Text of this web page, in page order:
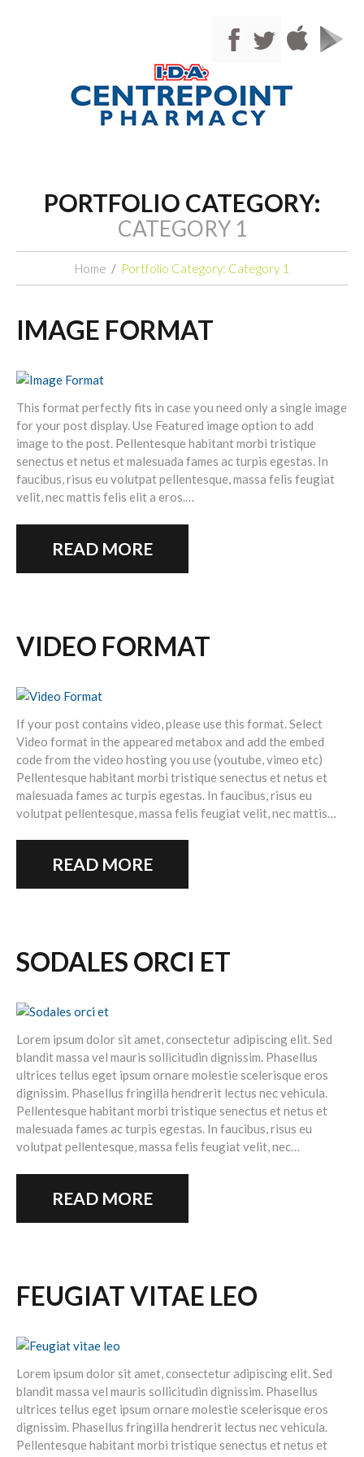
PORTFOLIO CATEGORY:
CATEGORY 1
Home Portfolio Category: Category 1
IMAGE FORMAT
This format perfectly fits in case you need only a single image
for your post display. Use Featured image option to add
image to the post. Pellentesque habitant morbi tristique
senectus et netus et malesuada fames ac turpis egestas. In
faucibus, risus eu volutpat pellentesque, massa felis feugiat
velit, nec mattis felis elit a eros.…
READ MORE
VIDEO FORMAT
If your post contains video, please use this format. Select
Video format in the appeared metabox and add the embed
code from the video hosting you use (youtube, vimeo etc)
Pellentesque habitant morbi tristique senectus et netus et
malesuada fames ac turpis egestas. In faucibus, risus eu
volutpat pellentesque, massa felis feugiat velit, nec mattis…
READ MORE
SODALES ORCI ET
Lorem ipsum dolor sit amet, consectetur adipiscing elit. Sed
blandit massa vel mauris sollicitudin dignissim. Phasellus
ultrices tellus eget ipsum ornare molestie scelerisque eros
dignissim. Phasellus fringilla hendrerit lectus nec vehicula.
Pellentesque habitant morbi tristique senectus et netus et
malesuada fames ac turpis egestas. In faucibus, risus eu
volutpat pellentesque, massa felis feugiat velit, nec…
READ MORE
FEUGIAT VITAE LEO
Lorem ipsum dolor sit amet, consectetur adipiscing elit. Sed
blandit massa vel mauris sollicitudin dignissim. Phasellus
ultrices tellus eget ipsum ornare molestie scelerisque eros
dignissim. Phasellus fringilla hendrerit lectus nec vehicula.
Pellentesque habitant morbi tristique senectus et netus et